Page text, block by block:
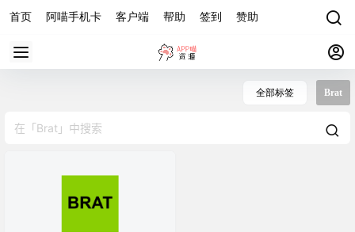
首页 阿喵手机卡 客户端 帮助 签到 赞助
全部标签 Brat